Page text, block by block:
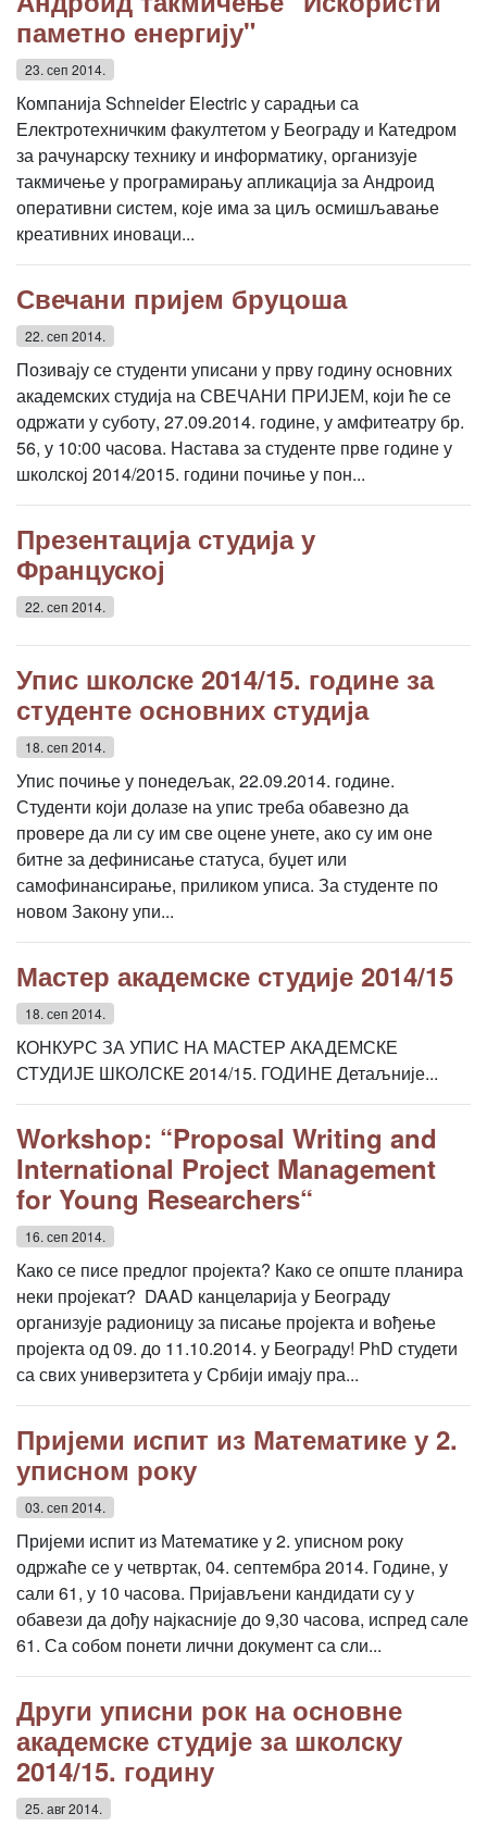
паметно енергију"
23. сеп 2014.
Компанија Schneider Electric у сарадњи са
Електротехничким факултетом у Београду и Катедром
за рачунарску технику и информатику, организује
такмичење у програмирању апликација за Андроид
оперативни систем, које има за циљ осмишљавање
креативних иноваци...
Свечани пријем бруцоша
22. сеп 2014.
Позивају се студенти уписани у прву годину основних
академских студија на СВЕЧАНИ ПРИЈЕМ, који ће се
одржати у суботу, 27.09.2014. године, у амфитеатру бр.
56, у 10:00 часова. Настава за студенте прве године у
школској 2014/2015. години почиње у пон...
Презентација студија у
Француској
22. сеп 2014.
Упис школске 2014/15. године за
студенте основних студија
18. сеп 2014.
Упис почиње у понедељак, 22.09.2014. године.
Студенти који долазе на упис треба обавезно да
провере да ли су им све оцене унете, ако су им оне
битне за дефинисање статуса, буџет или
самофинансирање, приликом уписа. За студенте по
новом Закону упи...
Мастер академске студије 2014/15
18. сеп 2014.
КОНКУРС ЗА УПИС НА МАСТЕР АКАДЕМСКЕ
СТУДИЈЕ ШКОЛСКЕ 2014/15. ГОДИНЕ Детаљније...
Workshop: “Proposal Writing and
International Project Management
for Young Researchers“
16. сеп 2014.
Како се писе предлог пројекта? Како се опште планира
неки пројекат? DAAD канцеларија у Београду
организује радионицу за писање пројекта и вођење
пројекта од 09. до 11.10.2014. у Београду! PhD студети
са свих универзитета у Србији имају пра...
Пријеми испит из Математике у 2.
уписном року
03. сеп 2014.
Пријеми испит из Математике у 2. уписном року
одржаће се у четвртак, 04. септембра 2014. Године, у
сали 61, у 10 часова. Пријављени кандидати су у
обавези да дођу најкасније до 9,30 часова, испред сале
61. Са собом понети лични документ са сли...
Други уписни рок на основне
академске студије за школску
2014/15. годину
25. авг 2014.